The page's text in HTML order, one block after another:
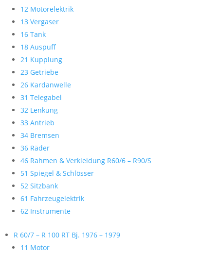
12 Motorelektrik
13 Vergaser
16 Tank
18 Auspuff
21 Kupplung
23 Getriebe
26 Kardanwelle
31 Telegabel
32 Lenkung
33 Antrieb
34 Bremsen
36 Räder
46 Rahmen & Verkleidung R60/6 – R90/S
51 Spiegel & Schlösser
52 Sitzbank
61 Fahrzeugelektrik
62 Instrumente
R 60/7 – R 100 RT Bj. 1976 – 1979
11 Motor